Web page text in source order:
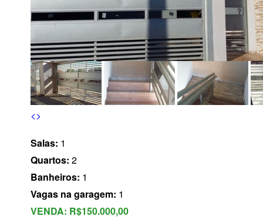
<>
Salas: 1
Quartos: 2
Banheiros: 1
Vagas na garagem: 1
VENDA: R$150.000,00